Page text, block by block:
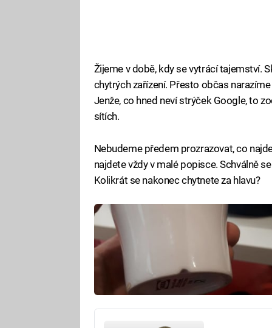
Žijeme v době, kdy se vytrácí tajemství.
chytrých zařízení. Přesto občas
Jenže, co hned neví strýček Google, to
sítích.
Nebudeme předem prozrazovat, co
najdete vždy v malé popisce. Schválně
Kolikrát se nakonec chytnete za hlavu?